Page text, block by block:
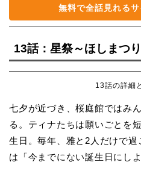
無料で全話見れるサ
13話：星祭～ほしまつ
13話の詳細
七夕が近づき、桜庭館ではみ
る。ティナたちは願いごとを
生日。毎年、雅と2人だけで
は「今までにない誕生日にし